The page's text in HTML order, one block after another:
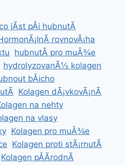
co jÃ­st pÅi hubnutÃ­
rovnovÃ¡ha
hubnutÃ­ pro muÅ¾e
hydrolyzovanÃ½ kolagen
bÅicho
Kolagen dÃ¡vkovÃ¡nÃ­
na nehty
na vlasy
Kolagen pro muÅ¾e
Kolagen proti stÃ¡rnutÃ­
Kolagen pÅÃ­rodnÃ­